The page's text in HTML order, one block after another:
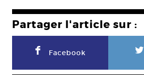
Partager l'article sur :
F Facebook L